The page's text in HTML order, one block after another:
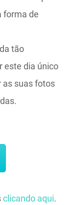
forma de
tão
este dia único
as suas fotos
clicando aqui.